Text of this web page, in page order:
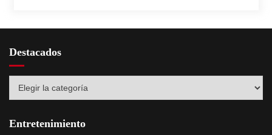
Destacados
Entretenimiento